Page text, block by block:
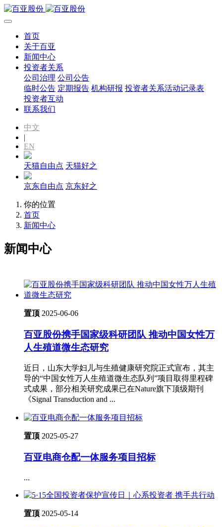
首页
关于百亚
新闻中心
投资者关系
公司治理 公司公告
临时公告 定期报告 机构研报 投资者关系活动记录表
投资者互动
联系我们
中文
|
EN
天猫自由点 天猫好之
京东自由点 京东好之
你的位置
首页
新闻中心
新闻中心
置顶 2025-06-06
百亚股份携手国家级科研团队 推动中国女性万
人生殖道微生态研究
近日，山东大学妇儿与生殖健康研究院正式宣布，其主
导的“中国女性万人生殖道微生态队列”项目取得里程碑
式成果，部分相关研究成果已在Nature旗下顶级期刊
《Signal Transduction and ...
置顶 2025-05-27
百亚电商仓配一体服务项目招标
...
置顶 2025-05-14